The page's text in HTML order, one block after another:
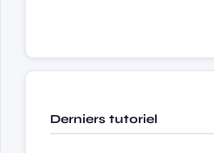
Derniers tutoriel